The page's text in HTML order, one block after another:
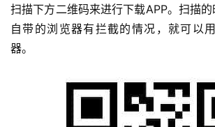
扫描下方二维码来进行下载APP。扫描
自带的浏览器有拦截的情况，就可以
器。